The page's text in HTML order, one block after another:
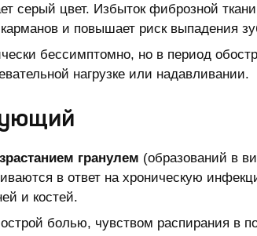
серый цвет. Избыток фиброзной
и повышает риск выпадения
бессимптомно, но в период
нагрузке или надавливании.
гранулем (образований в
в ответ на хроническую
и костей.
болью, чувством распирания в